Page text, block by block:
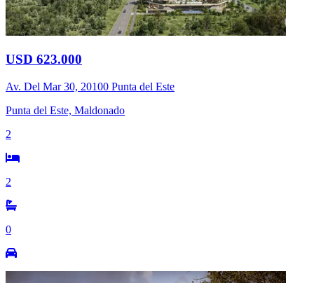
USD 623.000
Av. Del Mar 30, 20100 Punta del Este
Punta del Este, Maldonado
2
2
0